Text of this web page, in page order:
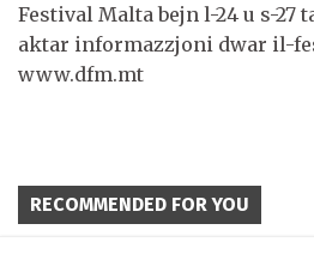
Festival Malta bejn l-24 u s-27
aktar informazzjoni dwar il-
www.dfm.mt
RECOMMENDED FOR YOU